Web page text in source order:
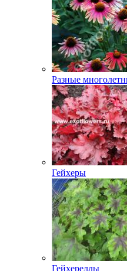
Разные
Гейхеры
Гейхереллы